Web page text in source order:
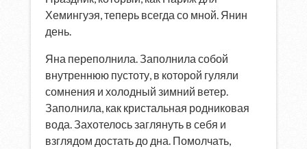
Хемингуэя, теперь всегда со мной. Янин
день.
Яна переполнила. Заполнила собой
внутреннюю пустоту, в которой гуляли
сомнения и холодный зимний ветер.
Заполнила, как кристальная родниковая
вода. Захотелось заглянуть в себя и
взглядом достать до дна. Помолчать,